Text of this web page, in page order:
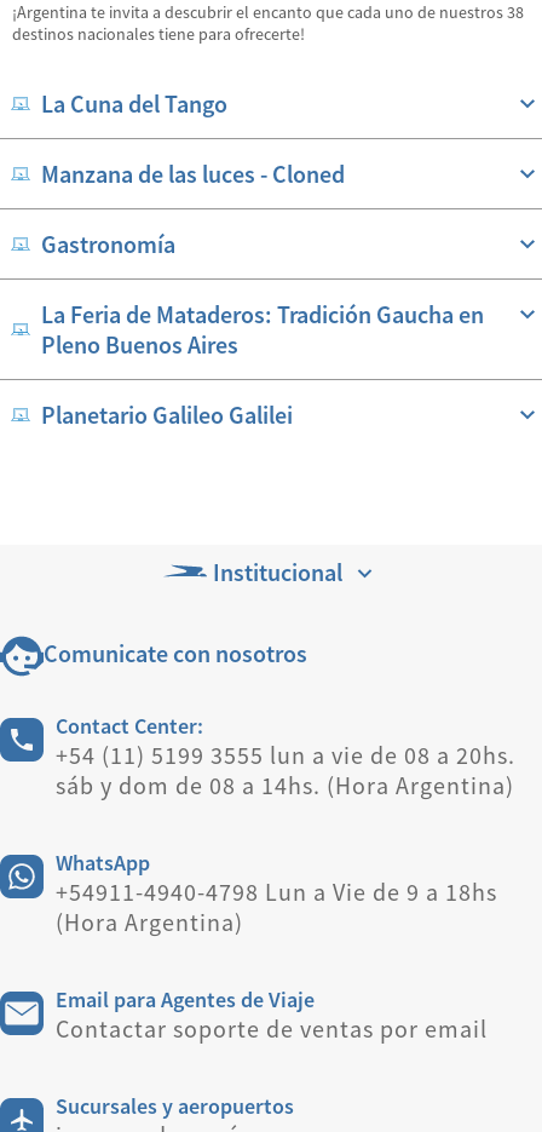
¡Argentina te invita a descubrir el encanto que cada uno de nuestros 38
destinos nacionales tiene para ofrecerte!
La Cuna del Tango
Manzana de las luces - Cloned
Gastronomía
La Feria de Mataderos: Tradición Gaucha en
Pleno Buenos Aires
Planetario Galileo Galilei
Institucional
Comunicate con nosotros
Contact Center:
+54 (11) 5199 3555 lun a vie de 08 a 20hs.
sáb y dom de 08 a 14hs. (Hora Argentina)
WhatsApp
+54911-4940-4798 Lun a Vie de 9 a 18hs
(Hora Argentina)
Email para Agentes de Viaje
Contactar soporte de ventas por email
Sucursales y aeropuertos